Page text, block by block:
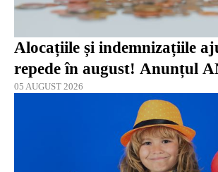
Alocațiile și indemnizațiile
repede în august! Anunțul
05 AUGUST 2026